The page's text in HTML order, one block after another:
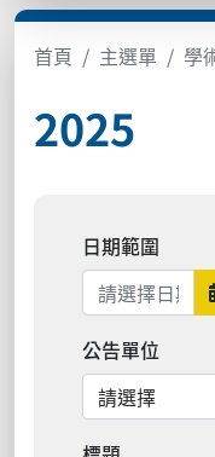
首頁 主選單 學
2025
日期範圍
公告單位